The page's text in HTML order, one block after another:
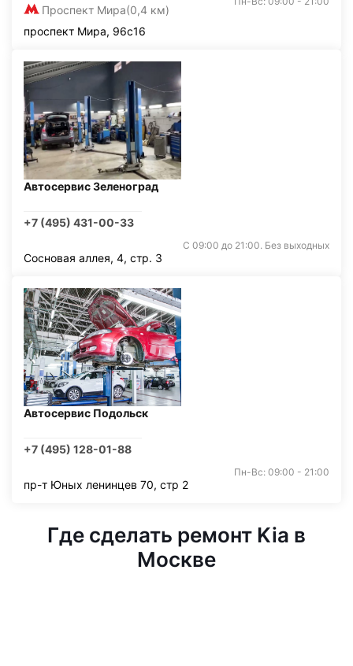
Проспект Мира(0,4 км)
проспект Мира, 96с16
Автосервис Зеленоград
+7 (495) 431-00-33
С 09:00 до 21:00. Без выходных
Сосновая аллея, 4, стр. 3
Автосервис Подольск
+7 (495) 128-01-88
Пн-Вс: 09:00 - 21:00
пр-т Юных ленинцев 70, стр 2
Где сделать ремонт Kia в
Москве